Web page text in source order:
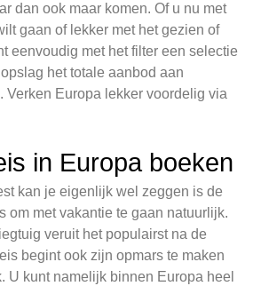
dan ook maar komen. Of u nu met
gaan of lekker met het gezien of
eenvoudig met het filter een selectie
het totale aanbod aan
Verken Europa lekker voordelig via
in Europa boeken
kan je eigenlijk wel zeggen is de
om met vakantie te gaan natuurlijk.
veruit het populairst na de
begint ook zijn opmars te maken
U kunt namelijk binnen Europa heel